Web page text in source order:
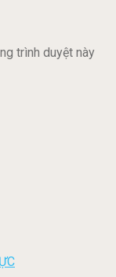
trình duyệt này